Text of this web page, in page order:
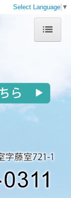
Select Language ▼